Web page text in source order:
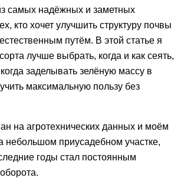
самых надёжных и заметных
кто хочет улучшить структуру почвы
путём. В этой статье я
лучше выбрать, когда и как сеять,
заделывать зелёную массу в
максимальную пользу без
на агротехнических данных и моём
небольшом приусадебном участке,
годы стал постоянным